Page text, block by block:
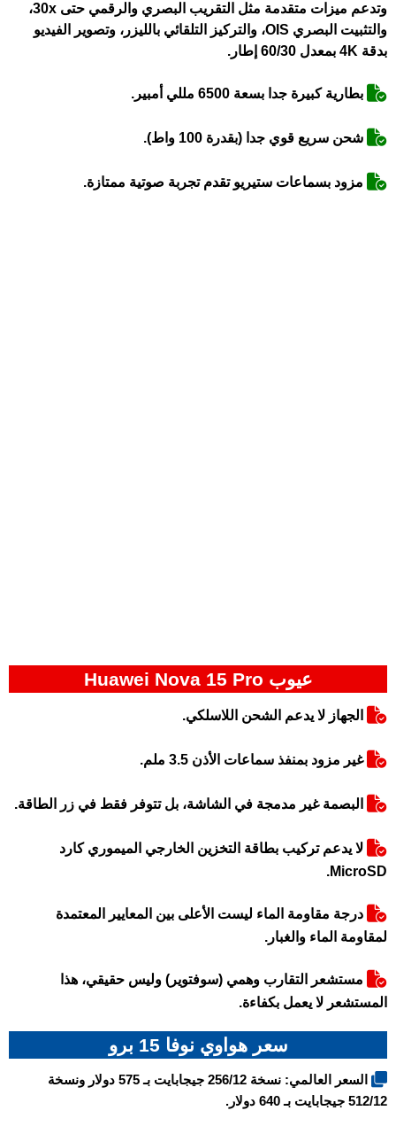
وتدعم ميزات متقدمة مثل التقريب البصري والرقمي حتى 30x،
والتثبيت البصري OIS، والتركيز التلقائي بالليزر، وتصوير الفيديو
بدقة 4K بمعدل 60/30 إطار.
بطارية كبيرة جدا بسعة 6500 مللي أمبير.
شحن سريع قوي جدا (بقدرة 100 واط).
مزود بسماعات ستيريو تقدم تجربة صوتية ممتازة.
عيوب Huawei Nova 15 Pro
الجهاز لا يدعم الشحن اللاسلكي.
غير مزود بمنفذ سماعات الأذن 3.5 ملم.
البصمة غير مدمجة في الشاشة، بل تتوفر فقط في زر الطاقة.
لا يدعم تركيب بطاقة التخزين الخارجي الميموري كارد
MicroSD.
درجة مقاومة الماء ليست الأعلى بين المعايير المعتمدة
لمقاومة الماء والغبار.
مستشعر التقارب وهمي (سوفتوير) وليس حقيقي، هذا
المستشعر لا يعمل بكفاءة.
سعر هواوي نوفا 15 برو
السعر العالمي: نسخة 256/12 جيجابايت بـ 575 دولار ونسخة
512/12 جيجابايت بـ 640 دولار.